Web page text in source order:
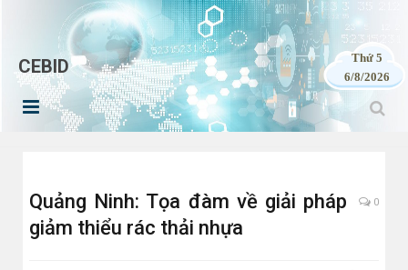
CEBID
Thứ 5
6/8/2026
Quảng Ninh: Tọa đàm về giải pháp
giảm thiểu rác thải nhựa
0